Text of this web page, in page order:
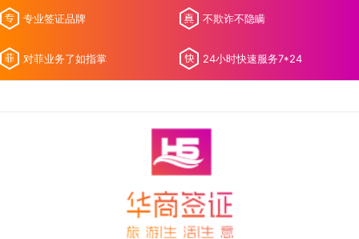
专业签证品牌 不欺诈不隐瞒
对菲业务了如指掌 24小时快速服务7*24